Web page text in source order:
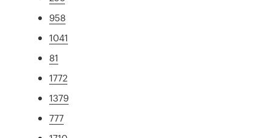
958
1041
81
1772
1379
777